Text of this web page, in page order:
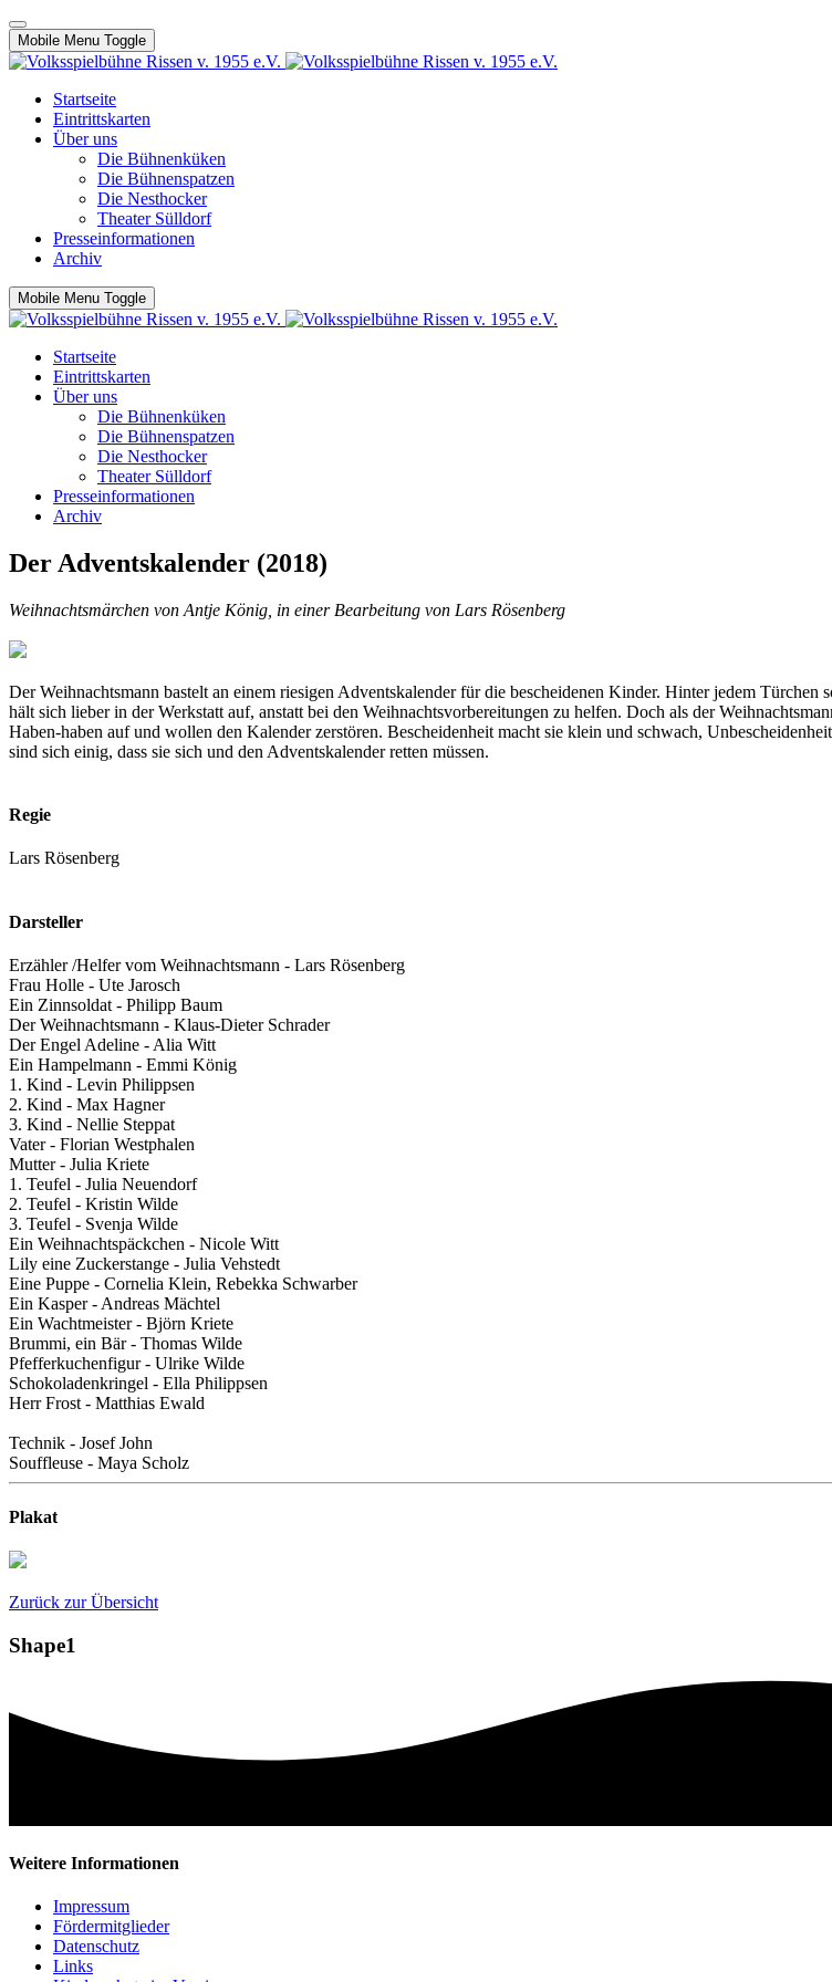
Mobile Menu Toggle
Startseite
Eintrittskarten
Über uns
Die Bühnenküken
Die Bühnenspatzen
Die Nesthocker
Theater Sülldorf
Presseinformationen
Archiv
Mobile Menu Toggle
Startseite
Eintrittskarten
Über uns
Die Bühnenküken
Die Bühnenspatzen
Die Nesthocker
Theater Sülldorf
Presseinformationen
Archiv
Der Adventskalender (2018)
Weihnachtsmärchen von Antje König, in einer Bearbeitung von Lars Rösenberg
Der Weihnachtsmann bastelt an einem riesigen Adventskalender für die bescheidenen Kinder. Hinter jedem
hält sich lieber in der Werkstatt auf, anstatt bei den Weihnachtsvorbereitungen zu helfen. Doch als der
Haben-haben auf und wollen den Kalender zerstören. Bescheidenheit macht sie klein und schwach,
sind sich einig, dass sie sich und den Adventskalender retten müssen.
Regie
Lars Rösenberg
Darsteller
Erzähler /Helfer vom Weihnachtsmann - Lars Rösenberg
Frau Holle - Ute Jarosch
Ein Zinnsoldat - Philipp Baum
Der Weihnachtsmann - Klaus-Dieter Schrader
Der Engel Adeline - Alia Witt
Ein Hampelmann - Emmi König
1. Kind - Levin Philippsen
2. Kind - Max Hagner
3. Kind - Nellie Steppat
Vater - Florian Westphalen
Mutter - Julia Kriete
1. Teufel - Julia Neuendorf
2. Teufel - Kristin Wilde
3. Teufel - Svenja Wilde
Ein Weihnachtspäckchen - Nicole Witt
Lily eine Zuckerstange - Julia Vehstedt
Eine Puppe - Cornelia Klein, Rebekka Schwarber
Ein Kasper - Andreas Mächtel
Ein Wachtmeister - Björn Kriete
Brummi, ein Bär - Thomas Wilde
Pfefferkuchenfigur - Ulrike Wilde
Schokoladenkringel - Ella Philippsen
Herr Frost - Matthias Ewald
Technik - Josef John
Souffleuse - Maya Scholz
Plakat
Zurück zur Übersicht
Shape1
Weitere Informationen
Impressum
Fördermitglieder
Datenschutz
Links